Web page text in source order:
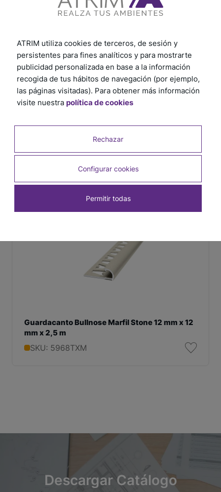
Guardacanto Bullnose Marfil Stone 12 mm x 12
mm x 2,5 m
SKU: 5968TXM
Descargar Catálogo
ATRIM utiliza cookies de terceros, de sesión y
persistentes para fines analíticos y para mostrarte
publicidad personalizada en base a la información
recogida de tus hábitos de navegación (por ejemplo,
las páginas visitadas). Para obtener más información
visite nuestra política de cookies
Rechazar
Configurar cookies
Permitir todas